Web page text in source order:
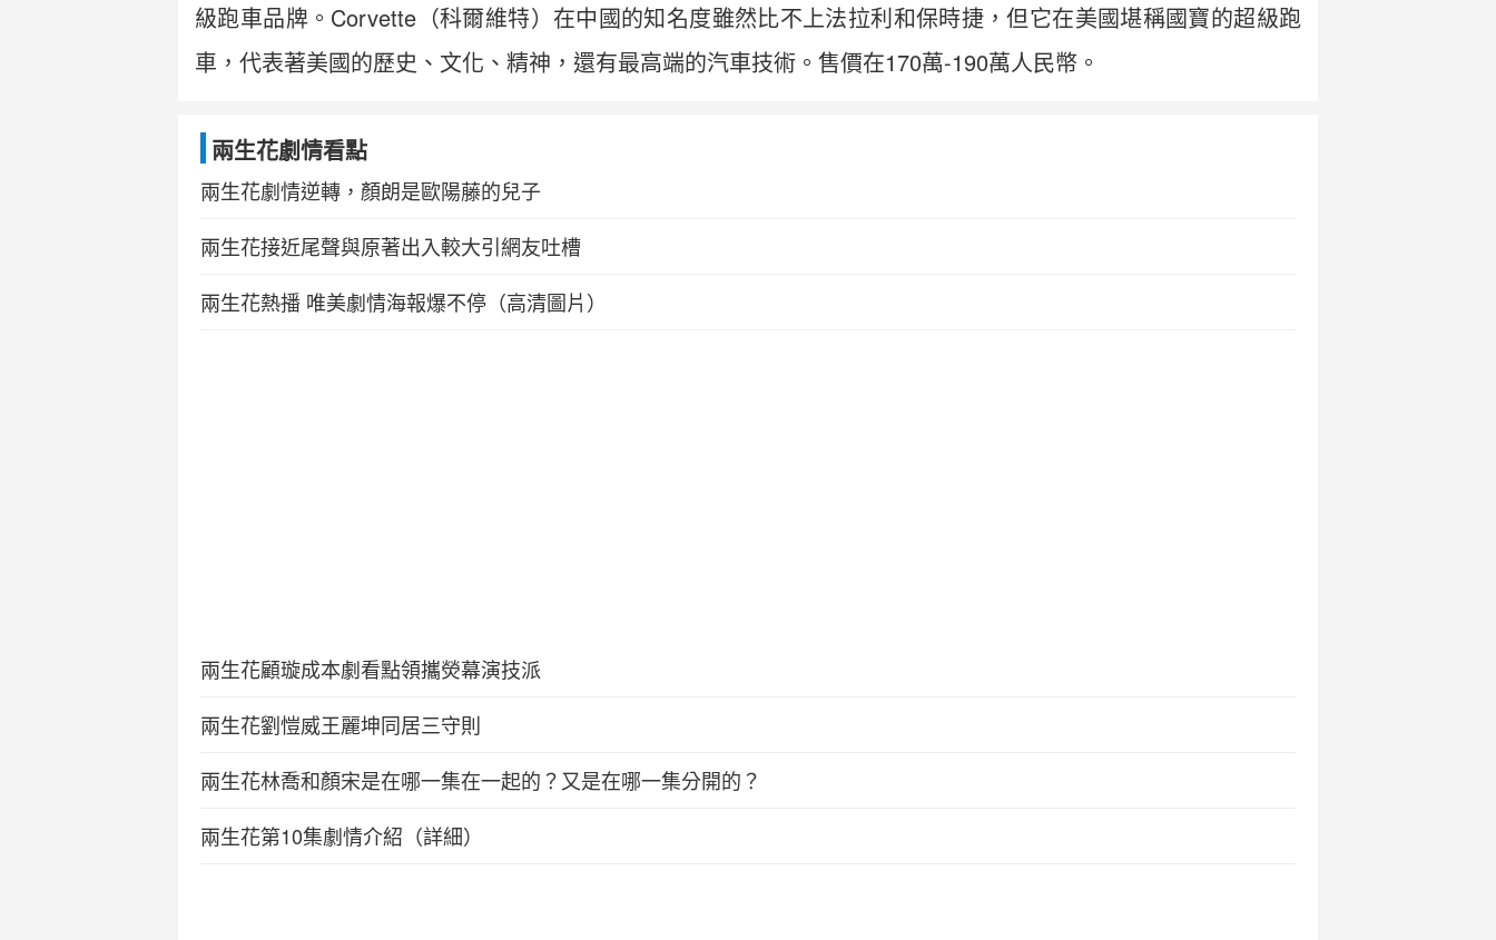
級跑車品牌。Corvette（科爾維特）在中國的知名度雖然比不上法拉利和保時捷，但它在美國堪稱國寶的超級跑
車，代表著美國的歷史、文化、精神，還有最高端的汽車技術。售價在170萬-190萬人民幣。
兩生花劇情看點
兩生花劇情逆轉，顏朗是歐陽藤的兒子
兩生花接近尾聲與原著出入較大引網友吐槽
兩生花熱播 唯美劇情海報爆不停（高清圖片）
兩生花顧璇成本劇看點領攜熒幕演技派
兩生花劉愷威王麗坤同居三守則
兩生花林喬和顏宋是在哪一集在一起的？又是在哪一集分開的？
兩生花第10集劇情介紹（詳細）